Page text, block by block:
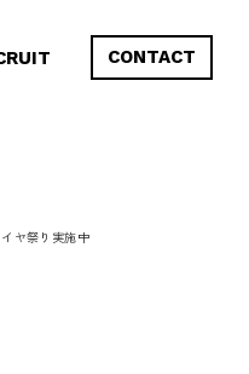
CONTACT
ヤ祭り実施中